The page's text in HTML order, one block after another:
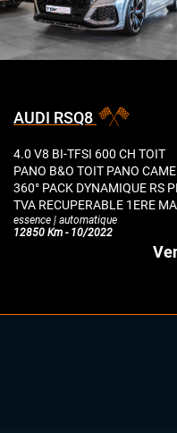
AUDI RSQ8
4.0 V8 BI-TFSI 600 CH TOIT
PANO B&O TOIT PANO
360° PACK DYNAMIQUE RS
TVA RECUPERABLE 1ERE
essence | automatique
12850 Km - 10/2022